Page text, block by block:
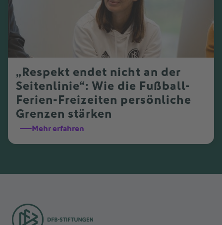
„Respekt endet nicht an der
Seitenlinie“: Wie die Fußball-
Ferien-Freizeiten persönliche
Grenzen stärken
Mehr erfahren